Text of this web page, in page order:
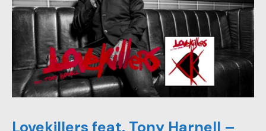
Lovekillers feat. Tony Harnell –